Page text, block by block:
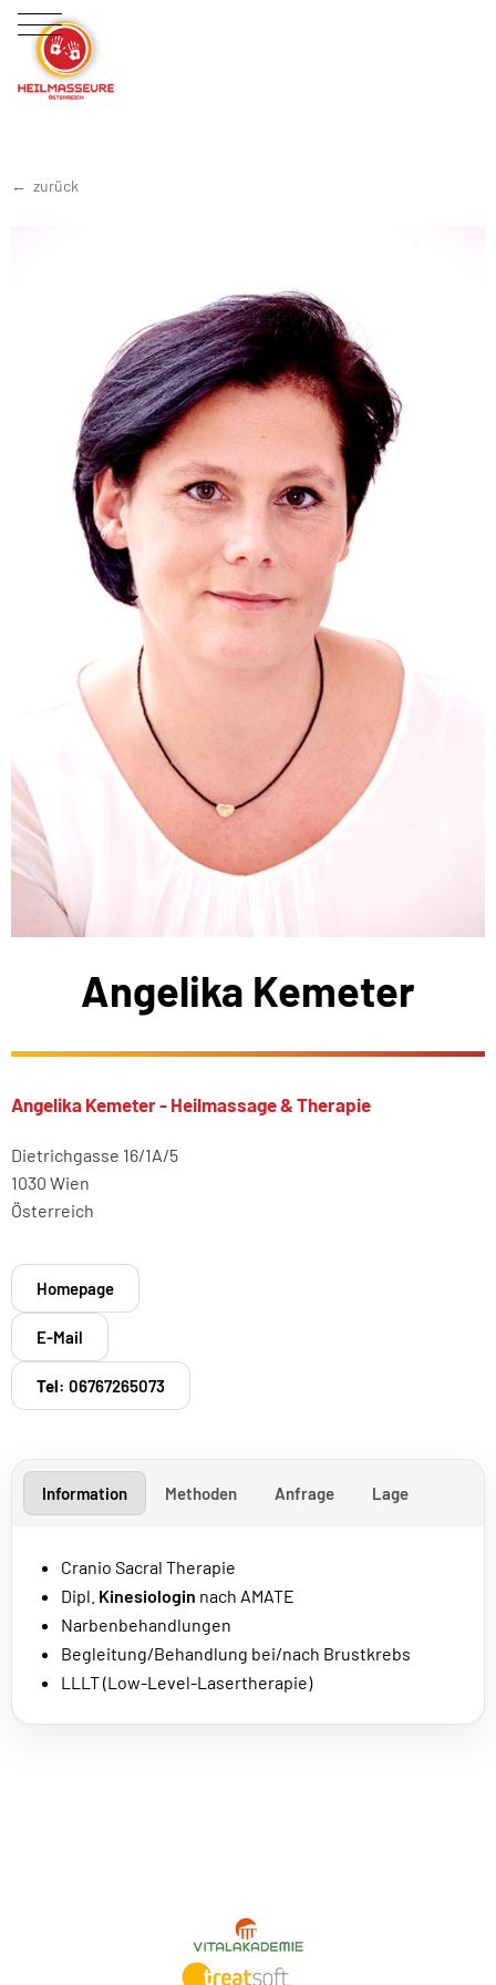
zurück
Angelika Kemeter
Angelika Kemeter - Heilmassage & Therapie
Dietrichgasse 16/1A/5
1030 Wien
Österreich
Homepage
E-Mail
Tel: 06767265073
Information Methoden Anfrage Lage
Cranio Sacral Therapie
Dipl. Kinesiologin nach AMATE
Narbenbehandlungen
Begleitung/Behandlung bei/nach Brustkrebs
LLLT (Low-Level-Lasertherapie)